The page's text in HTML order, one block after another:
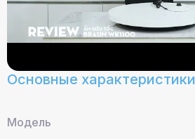
Основные характеристики
Модель